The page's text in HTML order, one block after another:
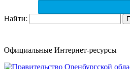
Найти:
Официальные Интернет-ресурсы